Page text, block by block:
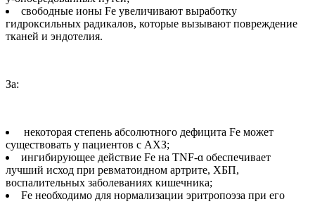
свободные ионы Fe увеличивают выработку
гидроксильных радикалов, которые вызывают повреждение
тканей и эндотелия.
За:
некоторая степень абсолютного дефицита Fe может
существовать у пациентов с АХЗ;
ингибирующее действие Fe на TNF-ɑ обеспечивает
лучший исход при ревматоидном артрите, ХБП,
воспалительных заболеваниях кишечника;
Fe необходимо для нормализации эритропоэза при его